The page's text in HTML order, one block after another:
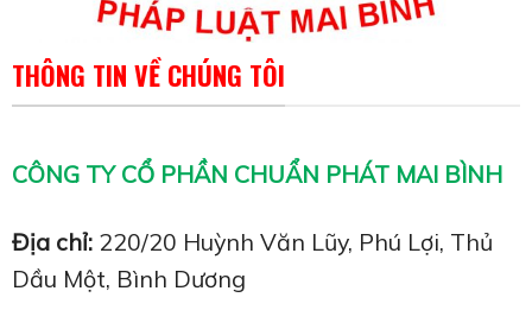
THÔNG TIN VỀ CHÚNG TÔI
CÔNG TY CỔ PHẦN CHUẨN PHÁT MAI BÌNH
Địa chỉ: 220/20 Huỳnh Văn Lũy, Phú Lợi, Thủ
Dầu Một, Bình Dương